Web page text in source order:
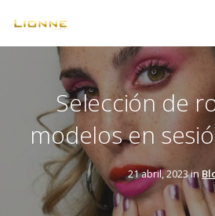
Selección de
modelos en
21 abril, 2023 in